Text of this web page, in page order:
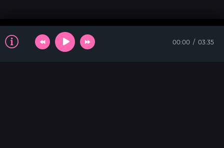
00:00 03:35